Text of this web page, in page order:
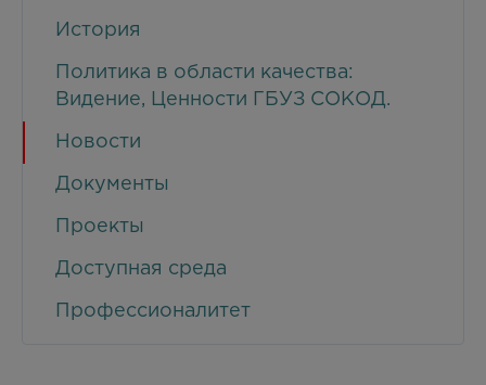
История
Политика в области качества:
Видение, Ценности ГБУЗ СОКОД.
Новости
Документы
Проекты
Доступная среда
Профессионалитет